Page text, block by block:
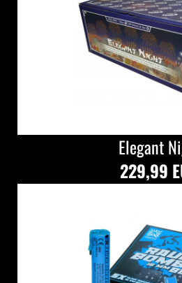
Elegant
229,99